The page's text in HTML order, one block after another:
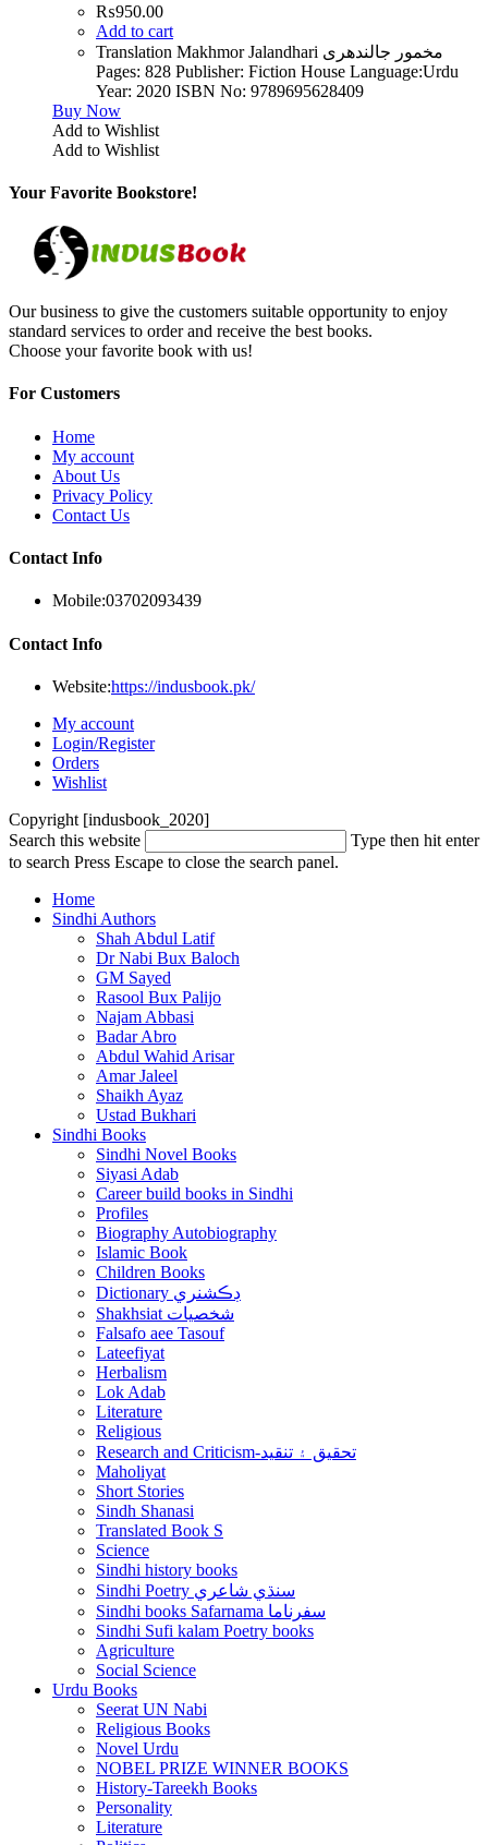
₨950.00
Add to cart
Translation Makhmor Jalandhari مخمور جالندھری
Pages: 828 Publisher: Fiction House Language:Urdu
Year: 2020 ISBN No: 9789695628409
Buy Now
Add to Wishlist
Add to Wishlist
Your Favorite Bookstore!
Our business to give the customers suitable opportunity to enjoy
standard services to order and receive the best books.
Choose your favorite book with us!
For Customers
Home
My account
About Us
Privacy Policy
Contact Us
Contact Info
Mobile:03702093439
Contact Info
Website:https://indusbook.pk/
My account
Login/Register
Orders
Wishlist
Copyright [indusbook_2020]
Search this website
Type then hit enter
to search Press Escape to close the search panel.
Home
Sindhi Authors
Shah Abdul Latif
Dr Nabi Bux Baloch
GM Sayed
Rasool Bux Palijo
Najam Abbasi
Badar Abro
Abdul Wahid Arisar
Amar Jaleel
Shaikh Ayaz
Ustad Bukhari
Sindhi Books
Sindhi Novel Books
Siyasi Adab
Career build books in Sindhi
Profiles
Biography Autobiography
Islamic Book
Children Books
Dictionary ڊڪشنري
Shakhsiat شخصيات
Falsafo aee Tasouf
Lateefiyat
Herbalism
Lok Adab
Literature
Religious
Research and Criticism-تحقيق ۽ تنقيد
Maholiyat
Short Stories
Sindh Shanasi
Translated Book S
Science
Sindhi history books
Sindhi Poetry سنڌي شاعري
Sindhi books Safarnama سفرناما
Sindhi Sufi kalam Poetry books
Agriculture
Social Science
Urdu Books
Seerat UN Nabi
Religious Books
Novel Urdu
NOBEL PRIZE WINNER BOOKS
History-Tareekh Books
Personality
Literature